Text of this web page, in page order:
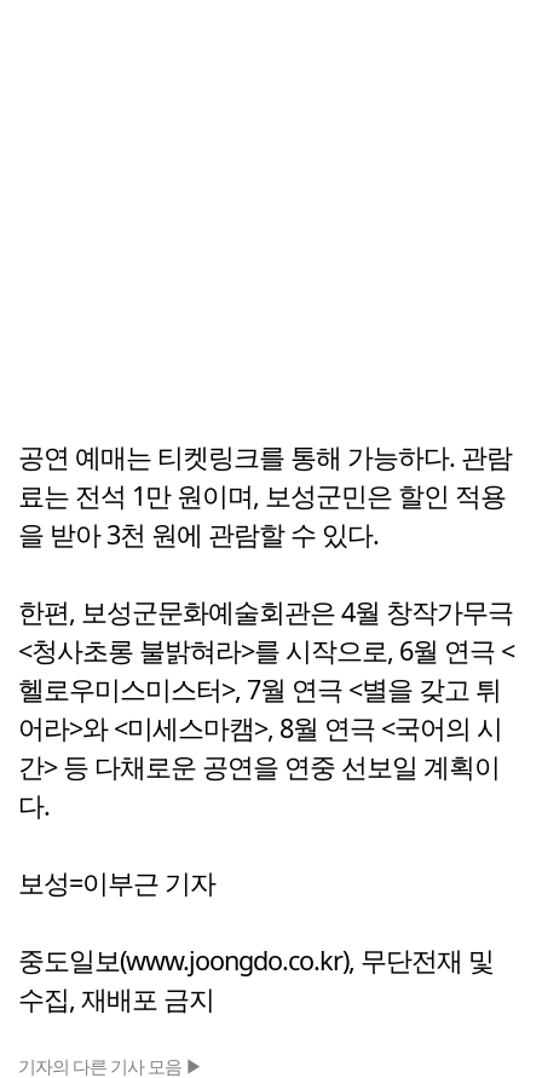
공연 예매는 티켓링크를 통해 가능하다. 관람
료는 전석 1만 원이며, 보성군민은 할인 적용
을 받아 3천 원에 관람할 수 있다.
한편, 보성군문화예술회관은 4월 창작가무극
<청사초롱 불밝혀라>를 시작으로, 6월 연극 <
헬로우미스미스터>, 7월 연극 <별을 갖고 튀
어라>와 <미세스마캠>, 8월 연극 <국어의 시
간> 등 다채로운 공연을 연중 선보일 계획이
다.
보성=이부근 기자
중도일보(www.joongdo.co.kr), 무단전재 및
수집, 재배포 금지
기자의 다른 기사 모음 ▶